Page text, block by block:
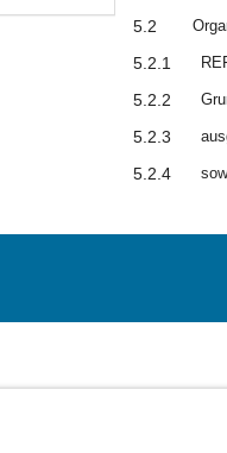
5.2
5.2.1
5.2.2
5.2.3
5.2.4